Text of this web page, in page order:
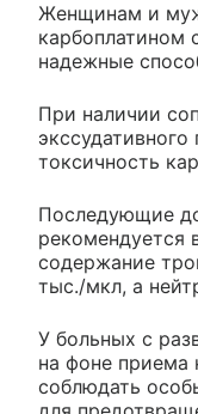
Женщинам и
карбоплатином
надежные
При наличии
токсичность
Последующие
рекомендуется
содержание
тыс./мкл, а
У больных с
на фоне приема
соблюдать